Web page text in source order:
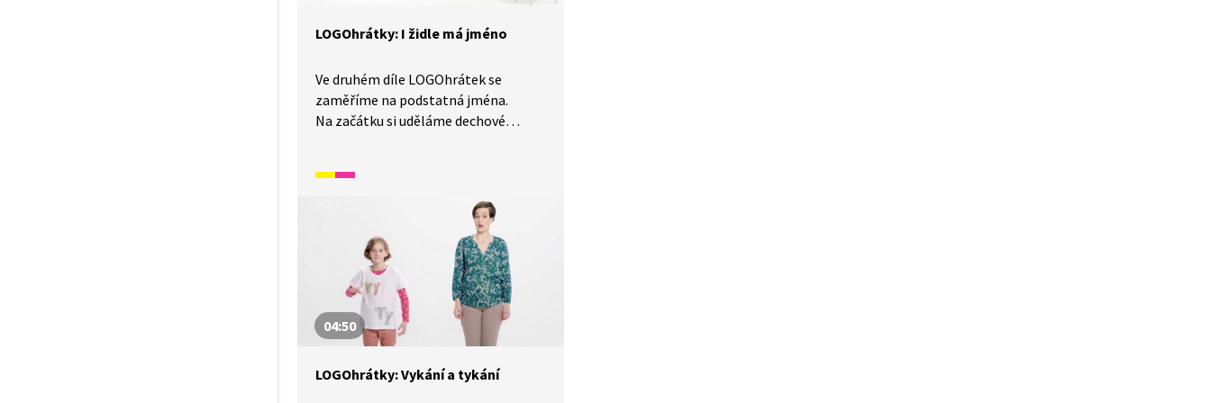
LOGOhrátky: I židle má jméno
Ve druhém díle LOGOhrátek se
zaměříme na podstatná jména.
Na začátku si uděláme dechové
podstatných jmen v podobě názvů
věcí, které nás obklopují. Vysvětlíme
si, co jsou abstraktní podstatná
jména a na závěr si některá
podstatná jména nakreslíme oběma
rukama zároveň.
04:50
LOGOhrátky: Vykání a tykání